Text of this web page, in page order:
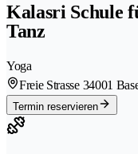
Kalasri Schule
Tanz
Yoga
Freie Strasse 34001
Termin reservieren